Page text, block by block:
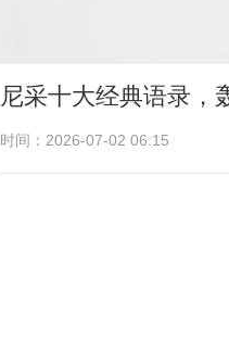
尼采十大经典语录，
时间：2026-07-02 06:15